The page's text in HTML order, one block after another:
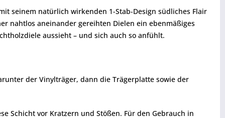
seinem natürlich wirkenden 1-Stab-Design südliches Flair
nahtlos aneinander gereihten Dielen ein ebenmäßiges
aussieht – und sich auch so anfühlt.
der Vinylträger, dann die Trägerplatte sowie der
Schicht vor Kratzern und Stößen. Für den Gebrauch in